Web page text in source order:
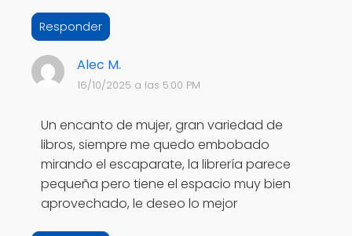
Responder
Alec M.
16/10/2025 a las 5:00 PM
Un encanto de mujer, gran variedad de
libros, siempre me quedo embobado
mirando el escaparate, la librería parece
pequeña pero tiene el espacio muy bien
aprovechado, le deseo lo mejor